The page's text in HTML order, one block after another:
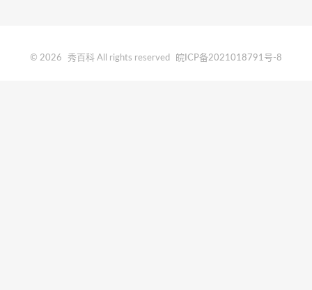
© 2026 秀百科 All rights reserved 皖ICP备2021018791号-8